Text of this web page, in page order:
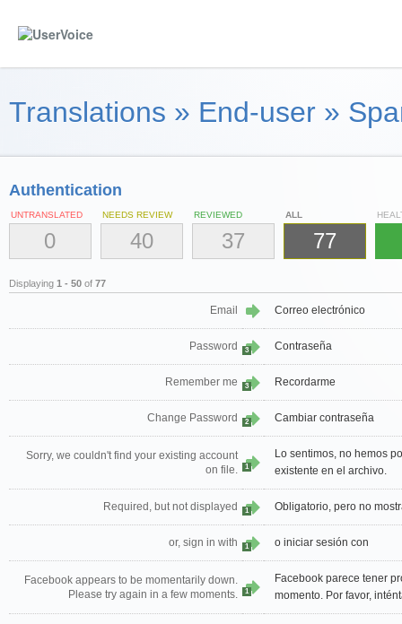
Translations » End-user »
Authentication
UNTRANSLATED
0
NEEDS REVIEW
40
REVIEWED
37
ALL
77
Displaying 1 - 50 of 77
Email Correo electrónico
Password 3 Contraseña
Remember me 3 Recordarme
Change Password 2 Cambiar contraseña
Sorry, we couldn't find your existing account
on file.
1
Lo sentimos, no hemos
existente en el archivo.
Required, but not displayed 1 Obligatorio, pero no
or, sign in with 1 o iniciar sesión con
Facebook appears to be momentarily down.
Please try again in a few moments.
1
Facebook parece tener
momento. Por favor,